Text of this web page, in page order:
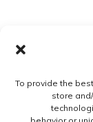
To provide the
store